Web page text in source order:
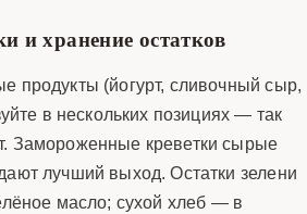
и хранение остатков
продукты (йогурт, сливочный сыр,
в нескольких позициях — так
Замороженные креветки сырые
лучший выход. Остатки зелени
масло; сухой хлеб — в